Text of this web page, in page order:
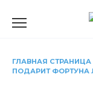
ГЛАВНАЯ СТРАНИЦА
ПОДАРИТ ФОРТУНА